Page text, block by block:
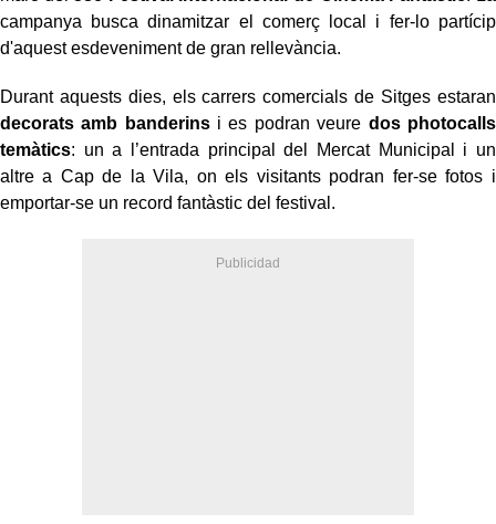
campanya busca dinamitzar el comerç local i fer-lo partícip
d'aquest esdeveniment de gran rellevància.
Durant aquests dies, els carrers comercials de Sitges estaran
decorats amb banderinsi es podran veure dos photocalls
temàtics: un a l’entrada principal del Mercat Municipal i un
altre a Cap de la Vila, on els visitants podran fer-se fotos i
emportar-se un record fantàstic del festival.